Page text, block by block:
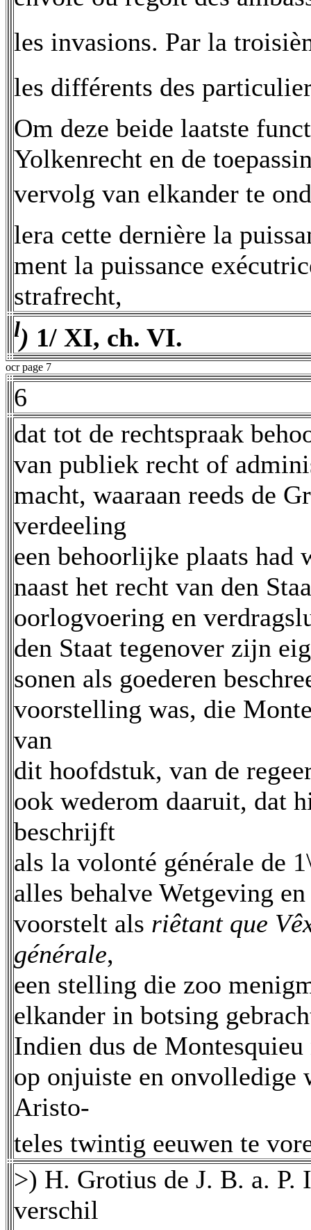
les invasions. Par la
les différents des
Om deze beide laatste
Yolkenrecht en de
vervolg van elkander te
lera cette dernière la
ment la puissance
strafrecht,
l) 1/ XI, ch. VI.
ocr page 7
6
dat tot de rechtspraak
van publiek recht of
macht, waaraan reeds de
verdeeling
een behoorlijke plaats had
naast het recht van den
oorlogvoering en
den Staat tegenover zijn
sonen als goederen
voorstelling was, die
van
dit hoofdstuk, van de
ook wederom daaruit, dat
beschrijft
als la volonté générale de
alles behalve Wetgeving
voorstelt als riêtant que
générale,
een stelling die zoo
elkander in botsing
Indien dus de
op onjuiste en onvolledige
Aristo-
teles twintig eeuwen te
>) H. Grotius de J. B. a.
verschil